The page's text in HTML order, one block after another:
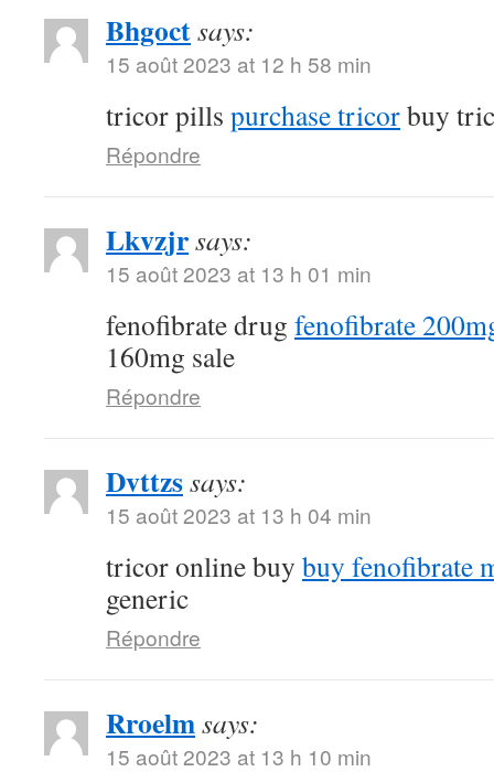
Bhgoctsays:
15 août 2023 at 12 h 58 min
tricor pills purchase tricorbuy
Répondre
Lkvzjrsays:
15 août 2023 at 13 h 01 min
fenofibrate drug fenofibrate
160mg sale
Répondre
Dvttzssays:
15 août 2023 at 13 h 04 min
tricor online buy buy fenofibrate
generic
Répondre
Rroelmsays:
15 août 2023 at 13 h 10 min